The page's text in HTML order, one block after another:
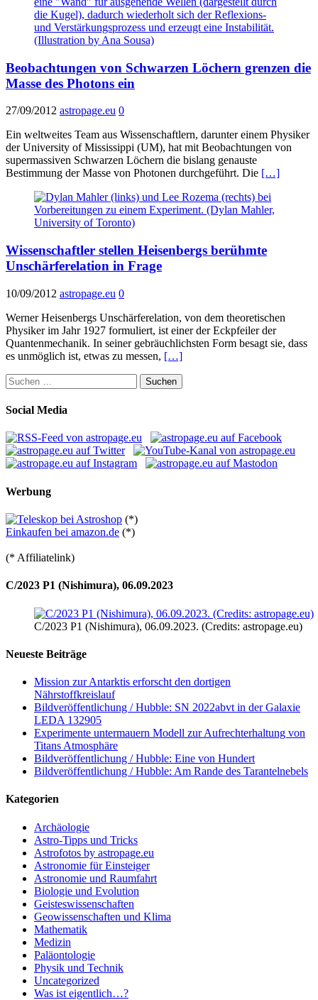
Beobachtungen von Schwarzen Löchern grenzen die
Masse des Photons ein
27/09/2012 astropage.eu 0
Ein weltweites Team aus Wissenschaftlern, darunter einem Physiker
der University of Mississippi (UM), hat mit Beobachtungen von
supermassiven Schwarzen Löchern die bislang genauste
Bestimmung der Masse von Photonen durchgeführt. Die […]
Wissenschaftler stellen Heisenbergs berühmte
Unschärferelation in Frage
10/09/2012 astropage.eu 0
Werner Heisenbergs Unschärferelation, von dem theoretischen
Physiker im Jahr 1927 formuliert, ist einer der Eckpfeiler der
Quantenmechanik. In seiner gebräuchlichsten Form besagt sie, dass
es unmöglich ist, etwas zu messen, […]
Suchen
nach:
Social Media
Werbung
(*)
Einkaufen bei amazon.de (*)
(* Affiliatelink)
C/2023 P1 (Nishimura), 06.09.2023
C/2023 P1 (Nishimura), 06.09.2023. (Credits: astropage.eu)
Neueste Beiträge
Mission zur Antarktis erforscht den dortigen
Nährstoffkreislauf
Bildveröffentlichung / Hubble: SN 2022abvt in der Galaxie
LEDA 132905
Experimente untermauern Modell zur Aufrechterhaltung von
Titans Atmosphäre
Bildveröffentlichung / Hubble: Eine von Hundert
Bildveröffentlichung / Hubble: Am Rande des Tarantelnebels
Kategorien
Archäologie
Astro-Tipps und Tricks
Astrofotos by astropage.eu
Astronomie für Einsteiger
Astronomie und Raumfahrt
Biologie und Evolution
Geisteswissenschaften
Geowissenschaften und Klima
Mathematik
Medizin
Paläontologie
Physik und Technik
Uncategorized
Was ist eigentlich…?